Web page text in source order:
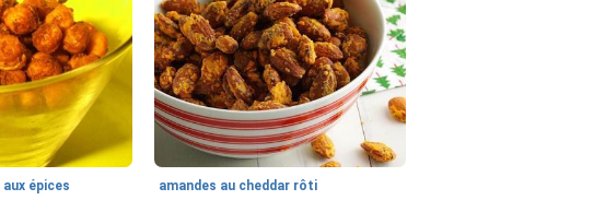
épices amandes au cheddar rôti